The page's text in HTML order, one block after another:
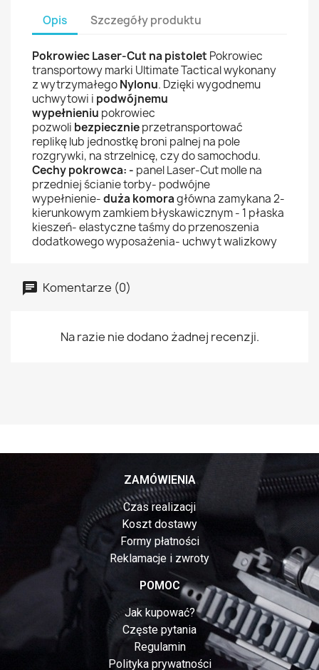
Opis Szczegóły produktu
Pokrowiec Laser-Cut na pistolet Pokrowiec
transportowy marki Ultimate Tactical wykonany
zwytrzymałegoNylonu. Dzięki wygodnemu
uchwytowi i podwójnemu
wypełnieniu pokrowiec
pozwoli bezpiecznieprzetransportować
replikę lub jednostkę broni palnej na pole
rozgrywki, na strzelnicę, czy do samochodu.
Cechy pokrowca: - panel Laser-Cut molle na
przedniej ścianie torby- podwójne
wypełnienie-duża komoragłówna zamykana 2-
kierunkowym zamkiem błyskawicznym - 1 płaska
kieszeń- elastyczne taśmy do przenoszenia
dodatkowego wyposażenia- uchwyt walizkowy
Komentarze (0)
Na razie nie dodano żadnej recenzji.
ZAMÓWIENIA
Czas realizacji
Koszt dostawy
Formy płatności
Reklamacje i zwroty
POMOC
Jak kupować?
Częste pytania
Regulamin
Polityka prywatności